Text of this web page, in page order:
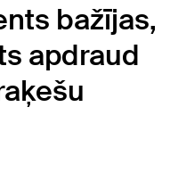
bažījas,
apdraud